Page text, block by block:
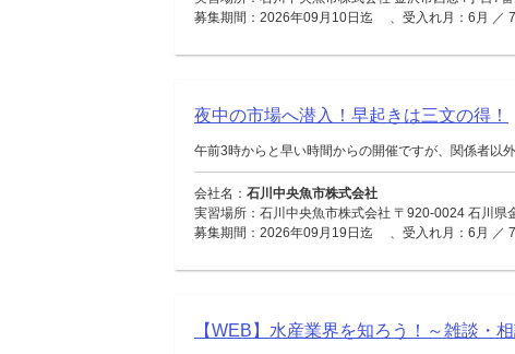
募集期間：2026年09月10日迄 、受入れ月：6月 ／ 7
夜中の市場へ潜入！早起きは三文の得！
午前3時からと早い時間からの開催ですが、関係者以
会社名： 石川中央魚市株式会社
実習場所：石川中央魚市株式会社 〒920-0024 石川県
募集期間：2026年09月19日迄 、受入れ月：6月 ／ 7
【WEB】水産業界を知ろう！～雑談・